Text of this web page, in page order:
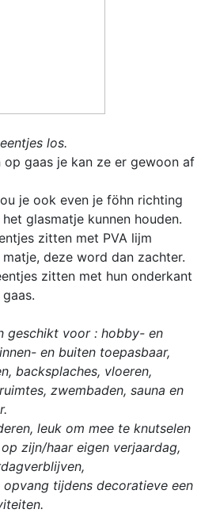
los.
gaas je kan ze er gewoon af
je ook even je föhn richting
glasmatje kunnen houden.
zitten met PVA lijm
deze word dan zachter.
zitten met hun onderkant
geschikt voor : hobby- en
en buiten toepasbaar,
backsplaches, vloeren,
zwembaden, sauna en
leuk om mee te knutselen
zijn/haar eigen verjaardag,
tijdens decoratieve een